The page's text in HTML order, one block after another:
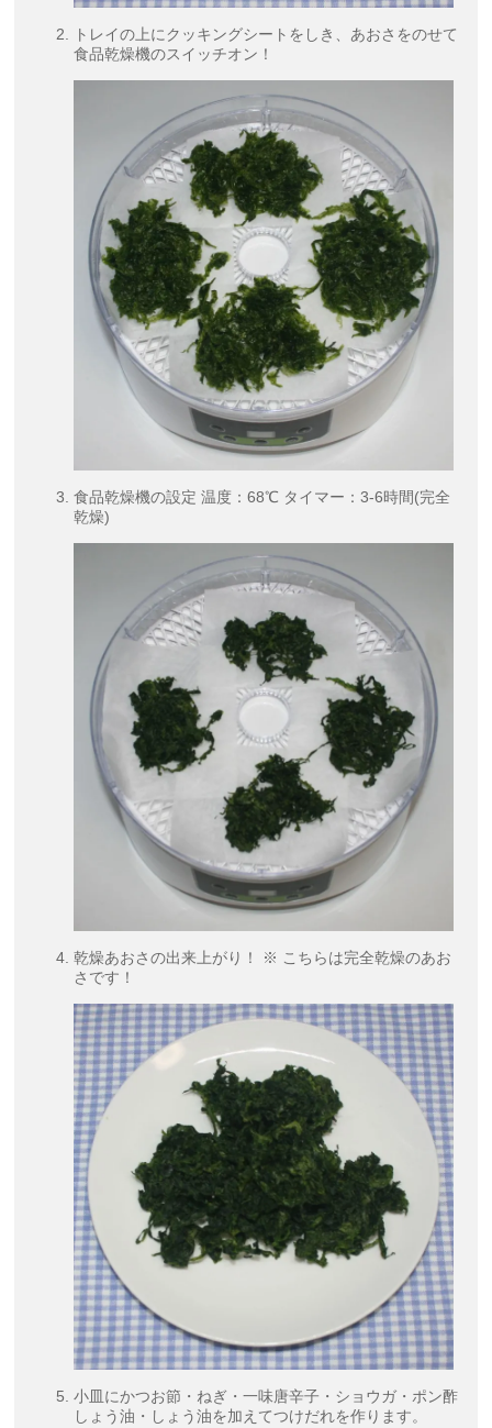
トレイの上にクッキングシートをしき、あおさをのせて
食品乾燥機のスイッチオン！
食品乾燥機の設定 温度：68℃ タイマー：3-6時間(完全
乾燥)
乾燥あおさの出来上がり！ ※ こちらは完全乾燥のあお
さです！
小皿にかつお節・ねぎ・一味唐辛子・ショウガ・ポン酢
しょう油・しょう油を加えてつけだれを作ります。